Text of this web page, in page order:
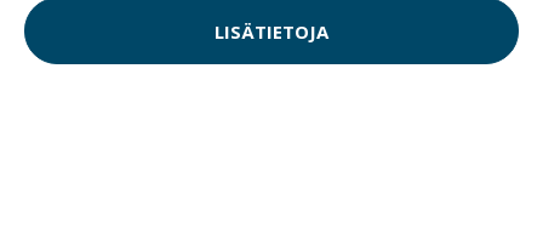
LISÄTIETOJA